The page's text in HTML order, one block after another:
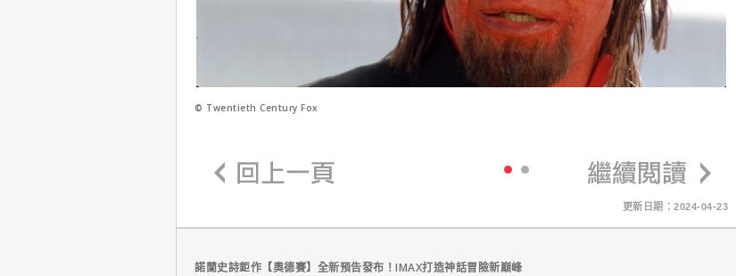
© Twentieth Century Fox
更新日期：2024-04-23
諾蘭史詩鉅作【奧德賽】全新預告發布！IMAX打造神話冒險新巔峰